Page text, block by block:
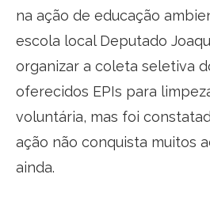
na ação de educação
escola local Deputado
organizar a coleta seletiva
oferecidos EPIs para
voluntária, mas foi
ação não conquista muitos
ainda.